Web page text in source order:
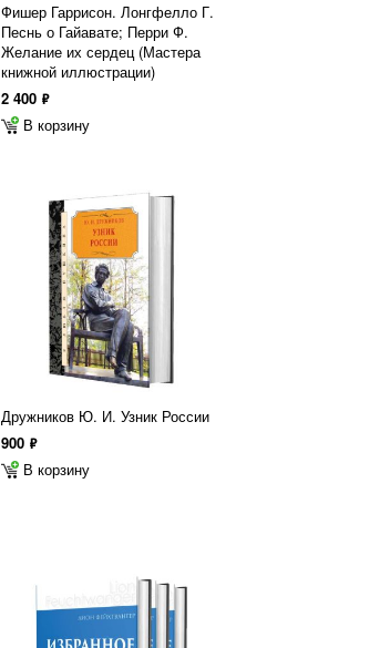
Фишер Гаррисон. Лонгфелло Г.
Песнь о Гайавате; Перри Ф.
Желание их сердец (Мастера
книжной иллюстрации)
2 400 ф
В корзину
Дружников Ю. И. Узник России
900 ф
В корзину